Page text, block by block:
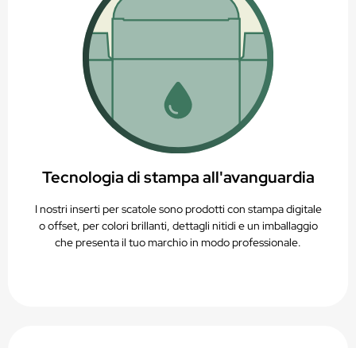
Tecnologia di stampa all'avanguardia
I nostri inserti per scatole sono prodotti con stampa digitale
o offset, per colori brillanti, dettagli nitidi e un imballaggio
che presenta il tuo marchio in modo professionale.